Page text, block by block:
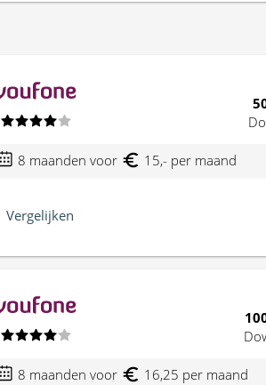
8 maanden voor 15,- per maand
Vergelijken
8 maanden voor 16,25 per maand